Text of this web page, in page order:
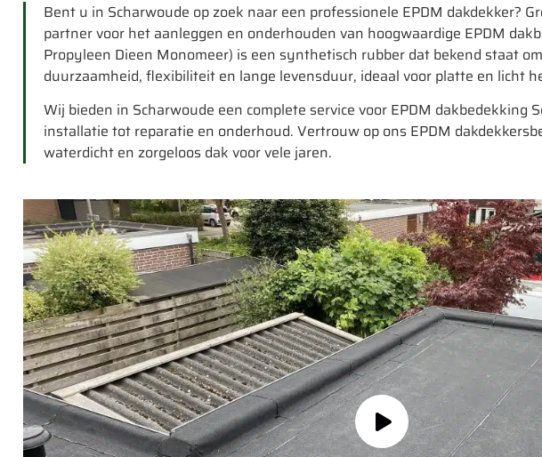
Bent u in Scharwoude op zoek naar een professionele EPDM dakdekker?
partner voor het aanleggen en onderhouden van hoogwaardige EPDM
Propyleen Dieen Monomeer) is een synthetisch rubber dat bekend staat
duurzaamheid, flexibiliteit en lange levensduur, ideaal voor platte en licht
Wij bieden in Scharwoude een complete service voor EPDM dakbedekking
installatie tot reparatie en onderhoud. Vertrouw op ons EPDM
waterdicht en zorgeloos dak voor vele jaren.